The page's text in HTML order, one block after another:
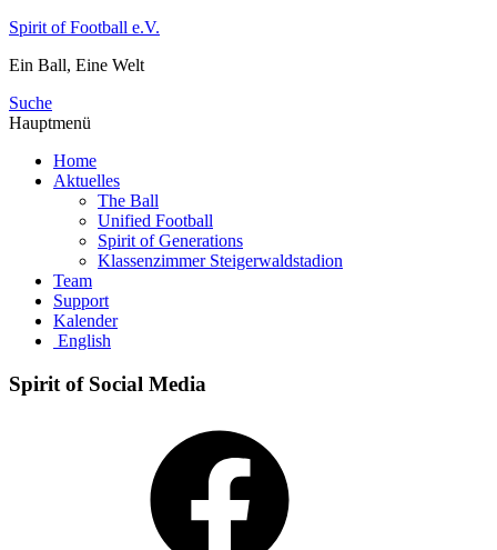
Zum
springen
Spirit of Football e.V.
Ein Ball, Eine Welt
Suche
Hauptmenü
Home
Aktuelles
The Ball
Unified Football
Spirit of Generations
Klassenzimmer Steigerwaldstadion
Team
Support
Kalender
English
Spirit of Social Media